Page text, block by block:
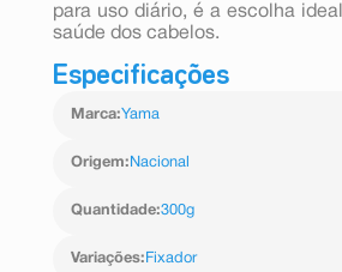
para uso diário, é a escolha
saúde dos cabelos.
Especificações
Marca:Yama
Origem: Nacional
Quantidade:300g
Variações: Fixador